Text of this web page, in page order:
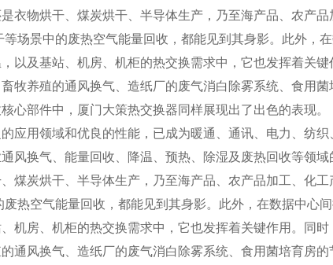
衣物烘干、煤炭烘干、半导体生产，乃至海产品、农产
场景中的废热空气能量回收，都能见到其身影。此外，
以及基站、机房、机柜的热交换需求中，它也发挥着关
牧养殖的通风换气、造纸厂的废气消白除雾系统、食用
心部件中，厦门大策热交换器同样展现出了出色的表现。
应用领域和优良的性能，已成为暖通、通讯、电力、纺织
风换气、能量回收、降温、预热、除湿及废热回收等领
煤炭烘干、半导体生产，乃至海产品、农产品加工、化
热空气能量回收，都能见到其身影。此外，在数据中心
机房、机柜的热交换需求中，它也发挥着关键作用。同
通风换气、造纸厂的废气消白除雾系统、食用菌培育房